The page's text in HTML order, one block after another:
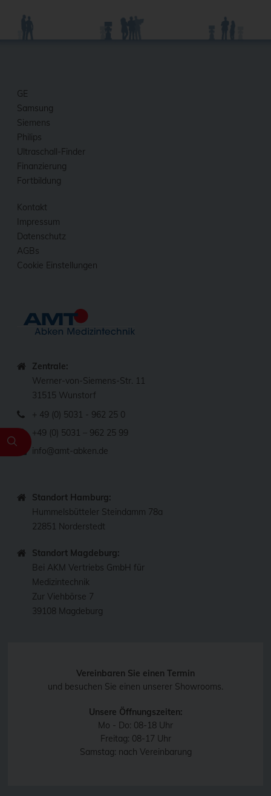
GE
Samsung
Siemens
Philips
Ultraschall-Finder
Finanzierung
Fortbildung
Kontakt
Impressum
Datenschutz
AGBs
Cookie Einstellungen
Zentrale:
Werner-von-Siemens-Str. 11
31515 Wunstorf
+ 49 (0) 5031 - 962 25 0
+49 (0) 5031 – 962 25 99
info@amt-abken.de
Standort Hamburg:
Hummelsbütteler Steindamm 78a
22851 Norderstedt
Standort Magdeburg:
Bei AKM Vertriebs GmbH für
Medizintechnik
Zur Viehbörse 7
39108 Magdeburg
Vereinbaren Sie einen Termin
und besuchen Sie einen unserer Showrooms.
Unsere Öffnungszeiten:
Mo - Do: 08-18 Uhr
Freitag: 08-17 Uhr
Samstag: nach Vereinbarung